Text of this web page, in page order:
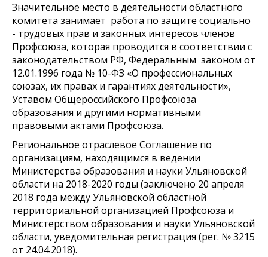
Значительное место в деятельности областного
комитета занимает работа по защите социально
- трудовых прав и законных интересов членов
Профсоюза, которая проводится в соответствии с
законодательством РФ, Федеральным законом от
12.01.1996 года № 10-ФЗ «О профессиональных
союзах, их правах и гарантиях деятельности»,
Уставом Общероссийского Профсоюза
образования и другими нормативными
правовыми актами Профсоюза.
Региональное отраслевое Соглашение по
организациям, находящимся в ведении
Министерства образования и науки Ульяновской
области на 2018-2020 годы (заключено 20 апреля
2018 года между Ульяновской областной
территориальной организацией Профсоюза и
Министерством образования и науки Ульяновской
области, уведомительная регистрация (рег. № 3215
от 24.04.2018).